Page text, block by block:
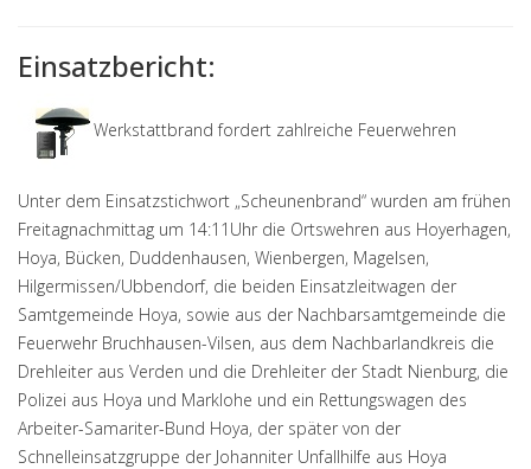
Einsatzbericht:
Werkstattbrand fordert zahlreiche Feuerwehren
Unter dem Einsatzstichwort „Scheunenbrand“ wurden am frühen
Freitagnachmittag um 14:11Uhr die Ortswehren aus Hoyerhagen,
Hoya, Bücken, Duddenhausen, Wienbergen, Magelsen,
Hilgermissen/Ubbendorf, die beiden Einsatzleitwagen der
Samtgemeinde Hoya, sowie aus der Nachbarsamtgemeinde die
Feuerwehr Bruchhausen-Vilsen, aus dem Nachbarlandkreis die
Drehleiter aus Verden und die Drehleiter der Stadt Nienburg, die
Polizei aus Hoya und Marklohe und ein Rettungswagen des
Arbeiter-Samariter-Bund Hoya, der später von der
Schnelleinsatzgruppe der Johanniter Unfallhilfe aus Hoya